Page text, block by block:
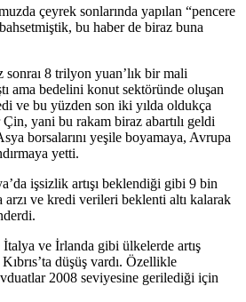
çeyrek sonlarında yapılan “pencere
bu haber de biraz buna
8 trilyon yuan’lık bir mali
ama bedelini konut sektöründe oluşan
ve bu yüzden son iki yılda oldukça
yani bu rakam biraz abartılı geldi
borsalarını yeşile boyamaya, Avrupa
yetti.
işsizlik artışı beklendiği gibi 9 bin
ve kredi verileri beklenti altı kalarak
ve İrlanda gibi ülkelerde artış
düşüş vardı. Özellikle
2008 seviyesine gerilediği için